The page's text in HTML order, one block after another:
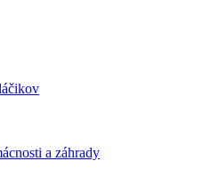
a záhrady